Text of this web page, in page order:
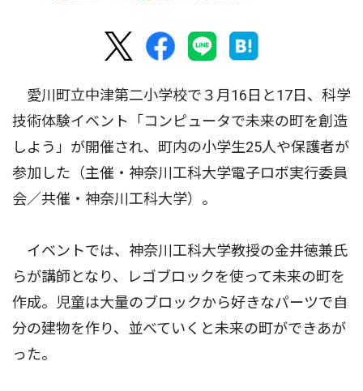
愛川町立中津第二小学校で３月16日と17日、科学
技術体験イベント「コンピュータで未来の町を創造
しよう」が開催され、町内の小学生25人や保護者が
参加した（主催・神奈川工科大学電子ロボ実行委員
会／共催・神奈川工科大学）。
イベントでは、神奈川工科大学教授の金井徳兼氏
らが講師となり、レゴブロックを使って未来の町を
作成。児童は大量のブロックから好きなパーツで自
分の建物を作り、並べていくと未来の町ができあが
った。